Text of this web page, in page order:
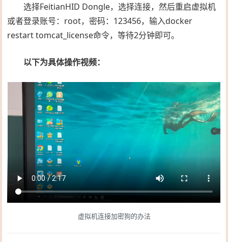
选择FeitianHID Dongle，选择连接，然后重启虚拟机
或者登录账号：root，密码：123456，输入docker
restart tomcat_license命令，等待2分钟即可。
以下为具体操作视频：
虚拟机连接加密狗的办法